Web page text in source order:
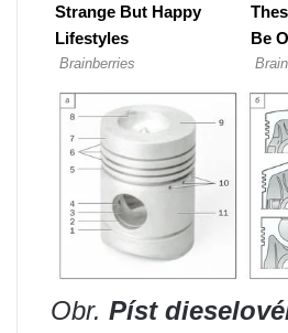
Obr. Píst